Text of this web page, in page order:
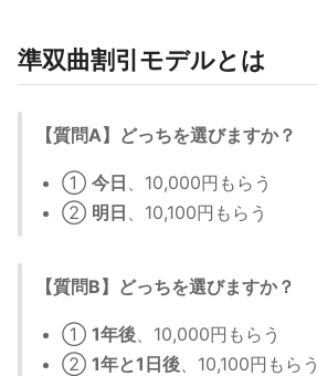
準双曲割引モデルとは
【質問A】どっちを選びますか？
① 今日 、10,000円もらう
② 明日 、10,100円もらう
【質問B】どっちを選びますか？
① 1年後、10,000円もらう
② 1年と1日後、10,100円もらう